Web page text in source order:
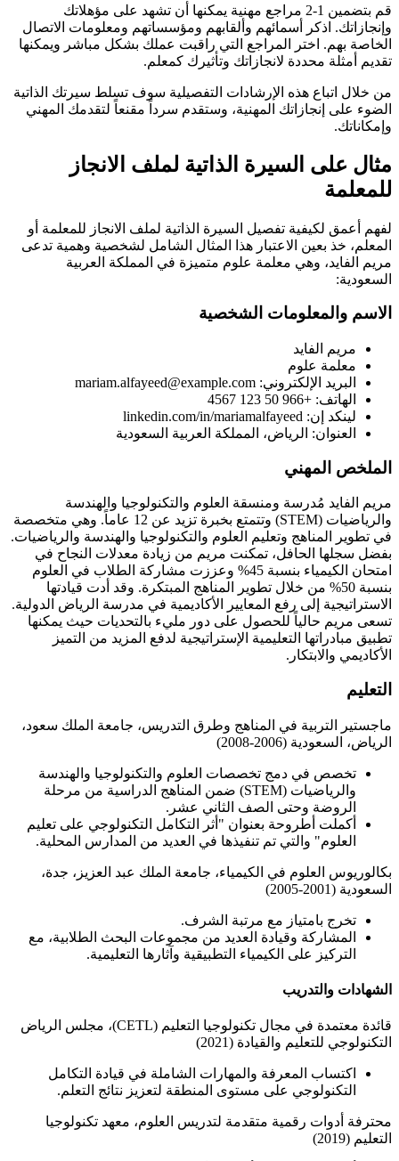
قم بتضمين 1-2 مراجع مهنية يمكنها أن تشهد على مؤهلاتك
وإنجازاتك. اذكر أسمائهم وألقابهم ومؤسساتهم ومعلومات الاتصال
الخاصة بهم. اختر المراجع التي راقبت عملك بشكل مباشر ويمكنها
تقديم أمثلة محددة لانجازاتك وتأثيرك كمعلم.
من خلال اتباع هذه الإرشادات التفصيلية سوف تسلط سيرتك الذاتية
الضوء على إنجازاتك المهنية، وستقدم سرداً مقنعاً لتقدمك المهني
وإمكاناتك.
مثال على السيرة الذاتية لملف الانجاز
للمعلمة
لفهم أعمق لكيفية تفصيل السيرة الذاتية لملف الانجاز للمعلمة أو
المعلم، خذ بعين الاعتبار هذا المثال الشامل لشخصية وهمية تدعى
مريم الفايد، وهي معلمة علوم متميزة في المملكة العربية
السعودية:
الاسم والمعلومات الشخصية
مريم الفايد
معلمة علوم
البريد الإلكتروني: mariam.alfayeed@example.com
الهاتف: +966 50 123 4567
لينكد إن: linkedin.com/in/mariamalfayeed
العنوان: الرياض، المملكة العربية السعودية
الملخص المهني
مريم الفايد مُدرسة ومنسقة العلوم والتكنولوجيا والهندسة
والرياضيات (STEM) وتتمتع بخبرة تزيد عن 12 عاماً. وهي متخصصة
في تطوير المناهج وتعليم العلوم والتكنولوجيا والهندسة والرياضيات.
بفضل سجلها الحافل، تمكنت مريم من زيادة معدلات النجاح في
امتحان الكيمياء بنسبة 45% وعززت مشاركة الطلاب في العلوم
بنسبة 50% من خلال تطوير المناهج المبتكرة. وقد أدت قيادتها
الاستراتيجية إلى رفع المعايير الأكاديمية في مدرسة الرياض الدولية.
تسعى مريم حالياً للحصول على دور مليء بالتحديات حيث يمكنها
تطبيق مبادراتها التعليمية الإستراتيجية لدفع المزيد من التميز
الأكاديمي والابتكار.
التعليم
ماجستير التربية في المناهج وطرق التدريس، جامعة الملك سعود،
الرياض، السعودية (2006-2008)
تخصص في دمج تخصصات العلوم والتكنولوجيا والهندسة
والرياضيات (STEM) ضمن المناهج الدراسية من مرحلة
الروضة وحتى الصف الثاني عشر.
أكملت أطروحة بعنوان "أثر التكامل التكنولوجي على تعليم
العلوم" والتي تم تنفيذها في العديد من المدارس المحلية.
بكالوريوس العلوم في الكيمياء، جامعة الملك عبد العزيز، جدة،
السعودية (2001-2005)
تخرج بامتياز مع مرتبة الشرف.
المشاركة وقيادة العديد من مجموعات البحث الطلابية، مع
التركيز على الكيمياء التطبيقية وآثارها التعليمية.
الشهادات والتدريب
قائدة معتمدة في مجال تكنولوجيا التعليم (CETL)، مجلس الرياض
التكنولوجي للتعليم والقيادة (2021)
اكتساب المعرفة والمهارات الشاملة في قيادة التكامل
التكنولوجي على مستوى المنطقة لتعزيز نتائج التعلم.
محترفة أدوات رقمية متقدمة لتدريس العلوم، معهد تكنولوجيا
التعليم (2019)